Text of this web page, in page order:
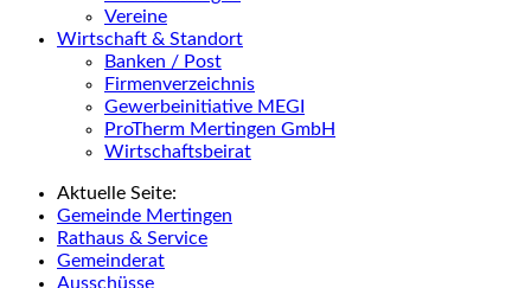
Vereine
Wirtschaft & Standort
Banken / Post
Firmenverzeichnis
Gewerbeinitiative MEGI
ProTherm Mertingen GmbH
Wirtschaftsbeirat
Aktuelle Seite:
Gemeinde Mertingen
Rathaus & Service
Gemeinderat
Ausschüsse